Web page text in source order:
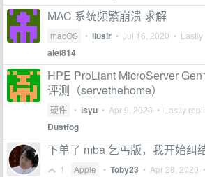
MAC 系统频繁崩溃 求解
macOS • liusir • Jul 16, 2020 •
alei814
HPE ProLiant MicroServer
评测（servethehome）
硬件 • isyu • Apr 9, 2020 • Lastly
Dustfog
下单了 mba 乞丐版，我开始纠
1 Apple • Toby23 • Apr 28, 2020